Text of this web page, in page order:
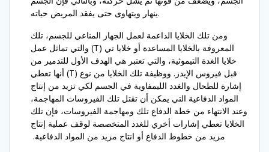
ينهار ويتهاوى حتى يفقد المريض حياته.
ومن تلك الخلايا الداعمة لعمل الجهاز المناعي للجسم، تلك
المعروفة بالخلايا المساعدة أو خلايا تي (T) والتي تماثل عمل
خلايا الغدة التيموثية، والتي تعتبر هي الهدف الأول للتدمير من
قبل فيروس الإيدز. ووظيفة تلك الخلايا من نوع (T) أنها تعطي
إشارة للطحال والغدد الليمفاوية في الجسم لكي تزيد من إنتاج
المواد الدفاعية التي يمكن أن تقتل تلك الفيروسات المهاجمة،
وعند الانتهاء من خطة الدفاع تلك ومهاجمة الفيروسات، فإن تلك
الخلايا تعطي إشارات أخري للغدد المتخصصة لوقف عملية إنتاج
مزيد من خطوط الدفاع أو انتاج مزيد من المواد الدفاعية.